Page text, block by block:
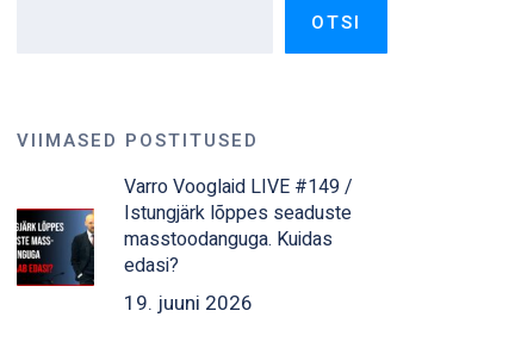
OTSI
VIIMASED POSTITUSED
Varro Vooglaid LIVE #149 /
Istungjärk lõppes seaduste
masstoodanguga. Kuidas
edasi?
19. juuni 2026